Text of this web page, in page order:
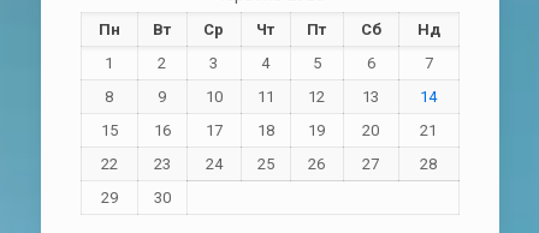
Пн Вт Ср Чт Пт Сб
Нд
1
2 3 4 5 6
7
8
9 10 11 12 13
14
15
16 17 18 19 20
21
22
23 24 25 26 27
28
29
30